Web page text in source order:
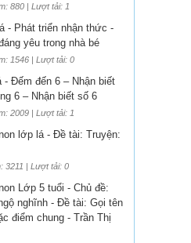
880 | Lượt tải: 1
- Phát triển nhận thức -
yêu trong nhà bé
1546 | Lượt tải: 0
- Đếm đến 6 – Nhận biết
6 – Nhận biết số 6
2009 | Lượt tải: 1
lớp lá - Đề tài: Truyện:
3211 | Lượt tải: 0
Lớp 5 tuổi - Chủ đề:
nghĩnh - Đề tài: Gọi tên
điểm chung - Trần Thị